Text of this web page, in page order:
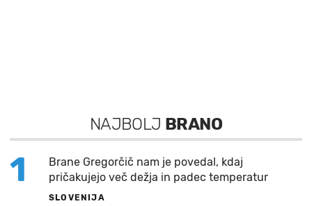
NAJBOLJ BRANO
1
Brane Gregorčič nam je povedal, kdaj
pričakujejo več dežja in padec temperatur
SLOVENIJA